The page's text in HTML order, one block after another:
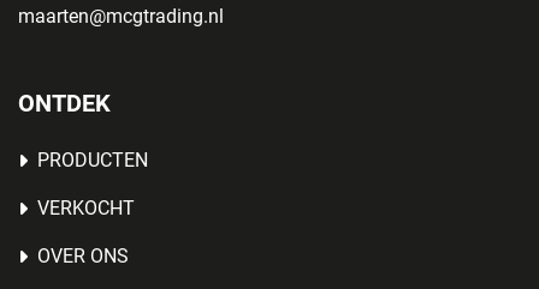
maarten@mcgtrading.nl
ONTDEK
PRODUCTEN
VERKOCHT
OVER ONS